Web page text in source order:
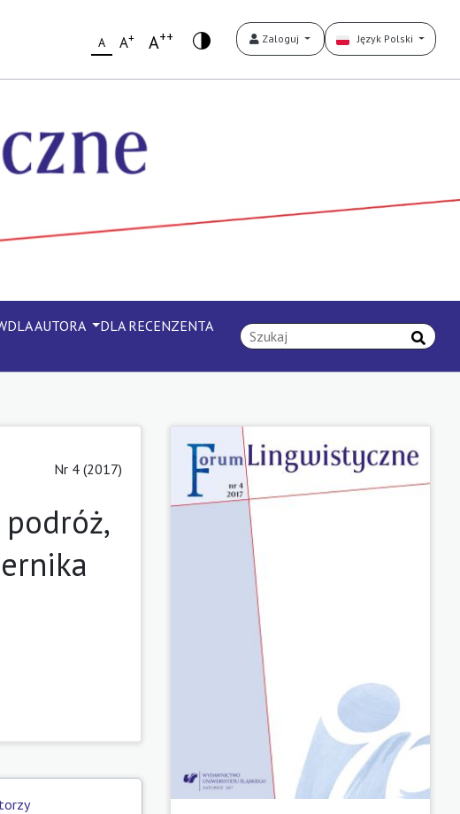
A A+ A++ Zaloguj Język Polski
DLA AUTORA
DLA RECENZENTA
Nr 4 (2017)